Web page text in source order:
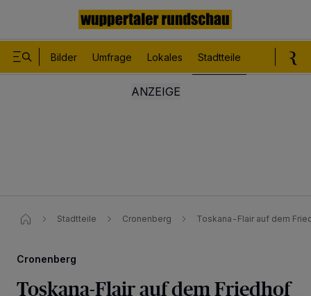
Bilder Umfrage Lokales Stadtteile
Stadtteile Cronenberg Toskana-Flair auf dem
Cronenberg
Toskana-Flair auf dem Friedhof